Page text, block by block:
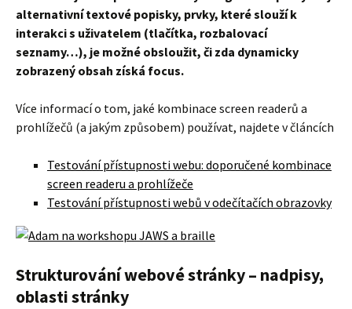
alternativní textové popisky, prvky, které slouží k
interakci s uživatelem (tlačítka, rozbalovací
seznamy…), je možné obsloužit, či zda dynamicky
zobrazený obsah získá focus.
Více informací o tom, jaké kombinace screen readerů a
prohlížečů (a jakým způsobem) používat, najdete v článcích
Testování přístupnosti webu: doporučené kombinace
screen readeru a prohlížeče
Testování přístupnosti webů v odečítačích obrazovky
Strukturování webové stránky – nadpisy,
oblasti stránky